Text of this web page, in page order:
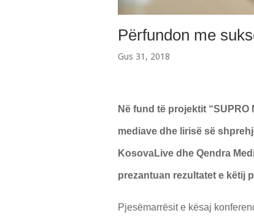
Përfundon me
Gus 31, 2018
Në fund të projektit
mediave dhe lirisë së
KosovaLive dhe Qendra
prezantuan rezultatet e këtij
Pjesëmarrësit e kësaj